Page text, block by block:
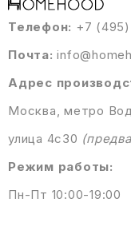
Телефон: +7
Почта:
Адрес
Москва, метро
улица 4с30
Режим работы:
Пн-Пт 10:00-19:00